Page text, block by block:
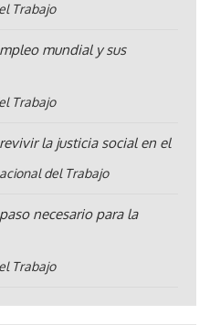
Trabajo
mundial y sus
Trabajo
la justicia social en el
del Trabajo
necesario para la
Trabajo